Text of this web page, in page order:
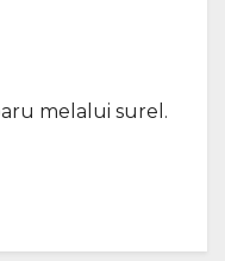
melalui surel.